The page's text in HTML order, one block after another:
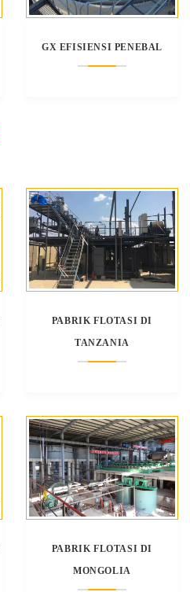
GX EFISIENSI PENEBAL
PABRIK FLOTASI DI
TANZANIA
PABRIK FLOTASI DI
MONGOLIA